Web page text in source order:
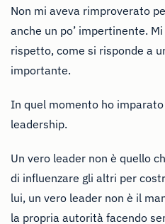
Non mi aveva rimproverato
anche un po’ impertinente.
rispetto, come si risponde a
importante.
In quel momento ho
leadership.
Un vero leader non è quello
di influenzare gli altri per
lui, un vero leader non è il
la propria autorità facendo